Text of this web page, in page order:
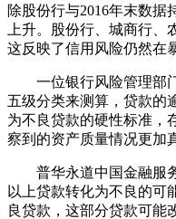
除股份行与2016年末数据
上升。股份行、城商行、
这反映了信用风险仍然在
一位银行风险管理部门
五级分类来测算，贷款的
为不良贷款的硬性标准，
察到的资产质量情况更加
普华永道中国金融服务
以上贷款转化为不良的可
良贷款，这部分贷款可能